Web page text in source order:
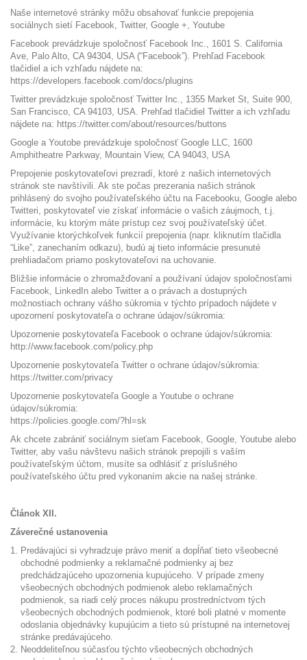
Naše internetové stránky môžu obsahovať funkcie prepojenia
sociálnych sietí Facebook, Twitter, Google +, Youtube
Facebook prevádzkuje spoločnosť Facebook Inc., 1601 S. California
Ave, Palo Alto, CA 94304, USA (“Facebook”). Prehľad Facebook
tlačidiel a ich vzhľadu nájdete na:
https://developers.facebook.com/docs/plugins
Twitter prevádzkuje spoločnosť Twitter Inc., 1355 Market St, Suite 900,
San Francisco, CA 94103, USA. Prehľad tlačidiel Twitter a ich vzhľadu
nájdete na: https://twitter.com/about/resources/buttons
Google a Youtobe prevádzkuje spoločnosť Google LLC, 1600
Amphitheatre Parkway, Mountain View, CA 94043, USA
Prepojenie poskytovateľovi prezradí, ktoré z našich internetových
stránok ste navštívili. Ak ste počas prezerania našich stránok
prihlásený do svojho používateľského účtu na Facebooku, Google alebo
Twitteri, poskytovateľ vie získať informácie o vašich záujmoch, t.j.
informácie, ku ktorým máte prístup cez svoj používateľský účet.
Využívanie ktorýchkoľvek funkcií prepojenia (napr. kliknutím tlačidla
“Like”, zanechaním odkazu), budú aj tieto informácie presunuté
prehliadačom priamo poskytovateľovi na uchovanie.
Bližšie informácie o zhromažďovaní a používaní údajov spoločnosťami
Facebook, LinkedIn alebo Twitter a o právach a dostupných
možnostiach ochrany vášho súkromia v týchto prípadoch nájdete v
upozornení poskytovateľa o ochrane údajov/súkromia:
Upozornenie poskytovateľa Facebook o ochrane údajov/súkromia:
http://www.facebook.com/policy.php
Upozornenie poskytovateľa Twitter o ochrane údajov/súkromia:
https://twitter.com/privacy
Upozornenie poskytovateľa Google a Youtube o ochrane
údajov/súkromia:
https://policies.google.com/?hl=sk
Ak chcete zabrániť sociálnym sieťam Facebook, Google, Youtube alebo
Twitter, aby vašu návštevu našich stránok prepojili s vaším
používateľským účtom, musíte sa odhlásiť z príslušného
používateľského účtu pred vykonaním akcie na našej stránke.
Článok XII.
Záverečné ustanovenia
Predávajúci si vyhradzuje právo meniť a dopĺňať tieto všeobecné
obchodné podmienky a reklamačné podmienky aj bez
predchádzajúceho upozornenia kupujúceho. V prípade zmeny
všeobecných obchodných podmienok alebo reklamačných
podmienok, sa riadi celý proces nákupu prostredníctvom tých
všeobecných obchodných podmienok, ktoré boli platné v momente
odoslania objednávky kupujúcim a tieto sú prístupné na internetovej
stránke predávajúceho.
Neoddeliteľnou súčasťou týchto všeobecných obchodných